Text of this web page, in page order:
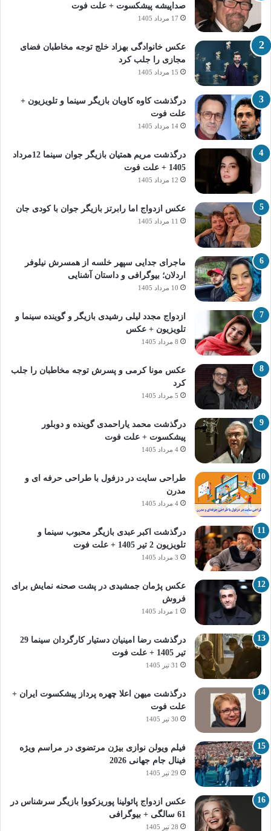
صداپیشه پیشکسوت + علت فوت
17 مرداد 1405
عکس خانوادگی بهزاد خلج توجه مخاطبان فضای
مجازی را جلب کرد
15 مرداد 1405
درگذشت کاوه کاویان بازیگر سینما و تلویزیون +
علت فوت
14 مرداد 1405
درگذشت مریم همتیان بازیگر جوان سینما 12مرداد
1405 + علت فوت
12 مرداد 1405
عکس ازدواج اما رابرتز بازیگر جوان با کودی جان
11 مرداد 1405
ماجرای جدایی سپهر خلسه از همسرش نیلوفر
اردلان؛ بیوگرافی و داستان آشنایی
10 مرداد 1405
ازدواج مجدد لیلی رشیدی بازیگر و گوینده سینما و
تلویزیون + عکس
8 مرداد 1405
عکس مونا کرمی و پسرش توجه مخاطبان را جلب
کرد
5 مرداد 1405
درگذشت محمد یاراحمدی گوینده و دوبلور
پیشکسوت + علت فوت
4 مرداد 1405
طراحی سایت در دزفول با طراحی حرفه‌ ای و
مدرن
4 مرداد 1405
درگذشت اکبر عبدی بازیگر محبوب سینما و
تلویزیون 2 تیر 1405 + علت فوت
3 مرداد 1405
عکس پژمان جمشیدی در پشت صحنه نمایش برای
فروش
1 مرداد 1405
درگذشت رضا امینیان دستیار کارگردان سینما 29
تیر 1405 + علت فوت
31 تیر 1405
درگذشت میهن اعلا چهره پرداز پیشکسوت ایران +
علت فوت
30 تیر 1405
فیلم ویولن نوازی بیژن مرتضوی در مراسم ویژه
فینال جام جهانی 2026
29 تیر 1405
عکس ازدواج پائولینا پوریزکووا بازیگر سرشناس در
61 سالگی + بیوگرافی
28 تیر 1405